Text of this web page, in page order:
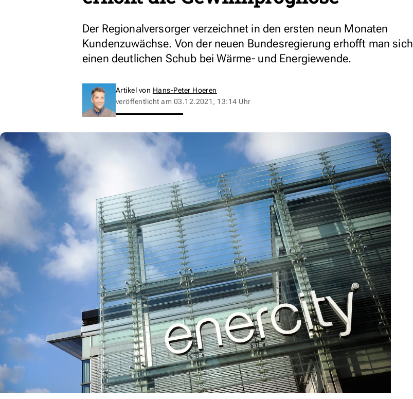
Der Regionalversorger verzeichnet in den ersten neun Monaten
Kundenzuwächse. Von der neuen Bundesregierung erhofft man sich
einen deutlichen Schub bei Wärme- und Energiewende.
Artikel von Hans-Peter Hoeren
veröffentlicht am 03.12.2021, 13:14 Uhr